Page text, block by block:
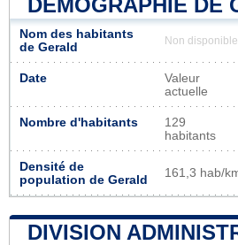
Nom des habitants
de Gerald
Non disponible
Date
Valeur
actuelle
Nombre d'habitants
129
habitants
Densité de
population de Gerald
161,3 hab/
DIVISION